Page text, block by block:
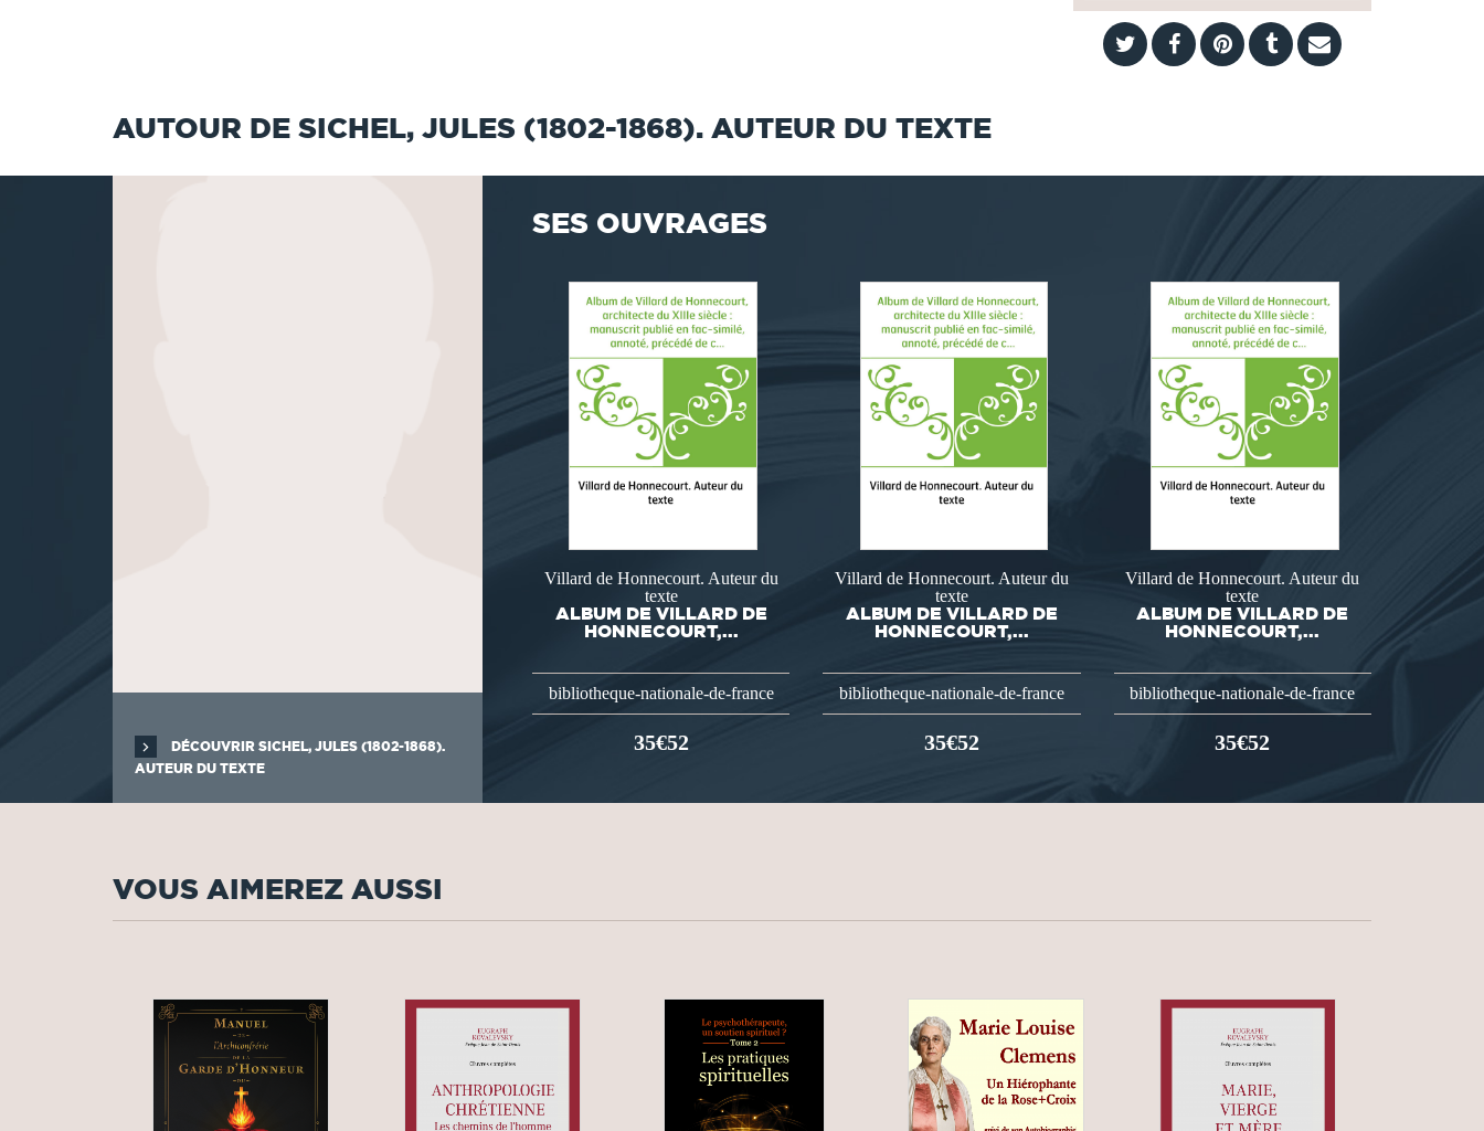
AUTOUR DE SICHEL, JULES (1802-1868). AUTEUR DU TEXTE
DÉCOUVRIR SICHEL, JULES (1802-1868).
AUTEUR DU TEXTE
SES OUVRAGES
Villard de Honnecourt. Auteur du
texte
ALBUM DE VILLARD DE
HONNECOURT,...
bibliotheque-nationale-de-france
35€52
Villard de Honnecourt. Auteur du
texte
ALBUM DE VILLARD DE
HONNECOURT,...
bibliotheque-nationale-de-france
35€52
Villard de Honnecourt. Auteur du
texte
ALBUM DE VILLARD DE
HONNECOURT,...
bibliotheque-nationale-de-france
35€52
VOUS AIMEREZ AUSSI